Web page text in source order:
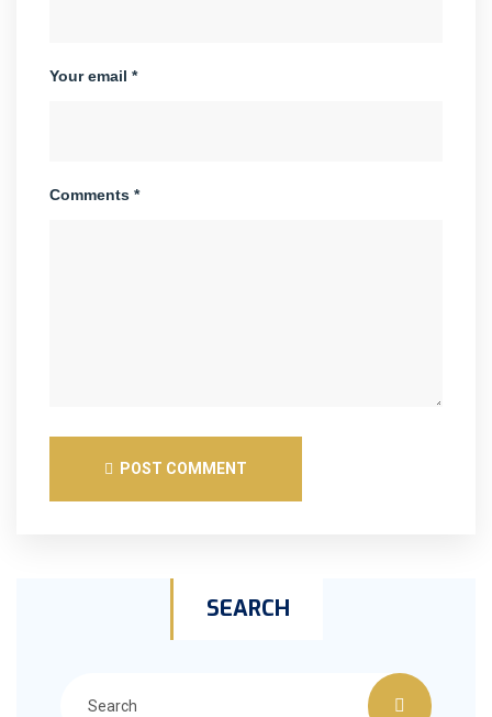
Your email *
Comments *
POST COMMENT
SEARCH